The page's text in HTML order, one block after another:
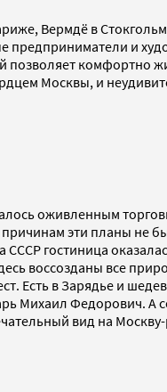
Вермдё в
предприниматели и
позволяет комфортно
Москвы, и
оживленным
эти планы не
гостиница
воссозданы все
Есть в Зарядье и
Михаил Федорович. А
вид на